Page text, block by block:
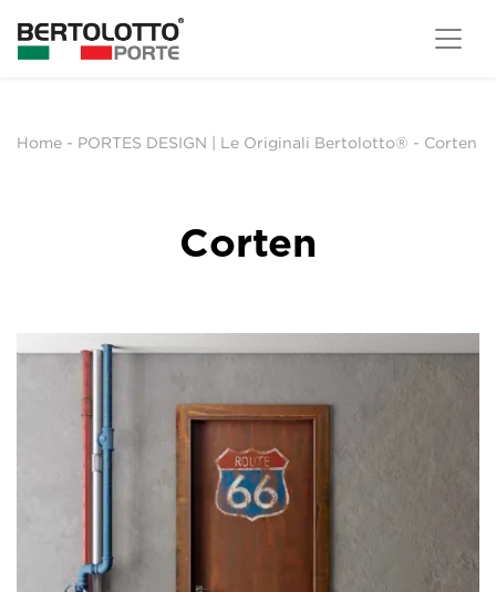
Home - PORTES DESIGN | Le Originali Bertolotto® - Corten
Corten